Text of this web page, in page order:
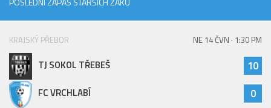
KRAJSKÝ PŘEBOR NE 14 ČVN · 1:30 PM
TJ SOKOL TŘEBEŠ 10
FC VRCHLABÍ 0